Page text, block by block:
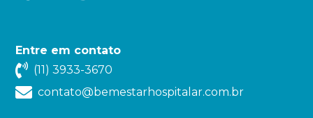
Entre em contato
(11) 3933-3670
contato@bemestarhospitalar.com.br